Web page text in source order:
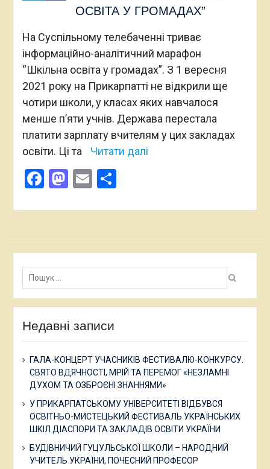
ОСВІТА У ГРОМАДАХ”
На Суспільному телебаченні триває
інформаційно-аналітичний марафон
“Шкільна освіта у громадах”. З 1 вересня
2021 року на Прикарпатті не відкрили ще
чотири школи, у класах яких навчалося
менше п’яти учнів. Держава перестала
платити зарплату вчителям у цих закладах
освіти. Ці та
Читати далі
Facebook
Mastodon
EmailПоділитися
Пошук:
Недавні записи
ГАЛА-КОНЦЕРТ УЧАСНИКІВ ФЕСТИВАЛЮ-КОНКУРСУ.
СВЯТО ВДЯЧНОСТІ, МРІЙ ТА ПЕРЕМОГ «НЕЗЛАМНІ
ДУХОМ ТА ОЗБРОЄНІ ЗНАННЯМИ»
У ПРИКАРПАТСЬКОМУ УНІВЕРСИТЕТІ ВІДБУВСЯ
ОСВІТНЬО-МИСТЕЦЬКИЙ ФЕСТИВАЛЬ УКРАЇНСЬКИХ
ШКІЛ ДІАСПОРИ ТА ЗАКЛАДІВ ОСВІТИ УКРАЇНИ
БУДІВНИЧИЙ ГУЦУЛЬСЬКОЇ ШКОЛИ – НАРОДНИЙ
УЧИТЕЛЬ УКРАЇНИ, ПОЧЕСНИЙ ПРОФЕСОР